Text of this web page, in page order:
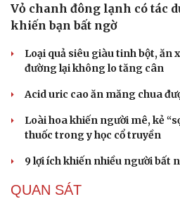
Vỏ chanh đông lạnh có tác
khiến bạn bất ngờ
Loại quả siêu giàu tinh bột, ăn
đường lại không lo tăng cân
Acid uric cao ăn măng chua
Loài hoa khiến người mê, kẻ
thuốc trong y học cổ truyền
9 lợi ích khiến nhiều người bất
QUAN SÁT